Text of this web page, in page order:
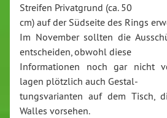
Streifen Privatgrund (ca. 50
cm) auf der Südseite des Rings
Im November sollten die
entscheiden, obwohl diese
Informationen noch gar nicht
lagen plötzlich auch Gestal-
tungsvarianten auf dem Tisch,
Walles vorsehen.